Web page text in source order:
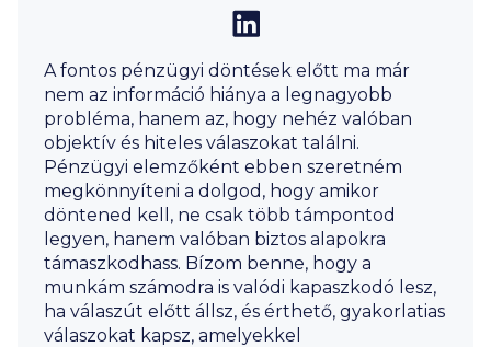
A fontos pénzügyi döntések előtt ma már
nem az információ hiánya a legnagyobb
probléma, hanem az, hogy nehéz valóban
objektív és hiteles válaszokat találni.
Pénzügyi elemzőként ebben szeretném
megkönnyíteni a dolgod, hogy amikor
döntened kell, ne csak több támpontod
legyen, hanem valóban biztos alapokra
támaszkodhass. Bízom benne, hogy a
munkám számodra is valódi kapaszkodó lesz,
ha válaszút előtt állsz, és érthető, gyakorlatias
válaszokat kapsz, amelyekkel